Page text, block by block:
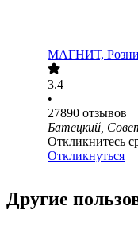
МАГНИТ,
3.4
•
27890 отзывов
Батецкий,
Откликнитесь
Откликнуться
Другие